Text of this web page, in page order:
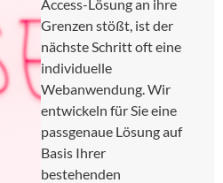
Access-Lösung an ihre
Grenzen stößt, ist der
nächste Schritt oft eine
individuelle
Webanwendung. Wir
entwickeln für Sie eine
passgenaue Lösung auf
Basis Ihrer
bestehenden